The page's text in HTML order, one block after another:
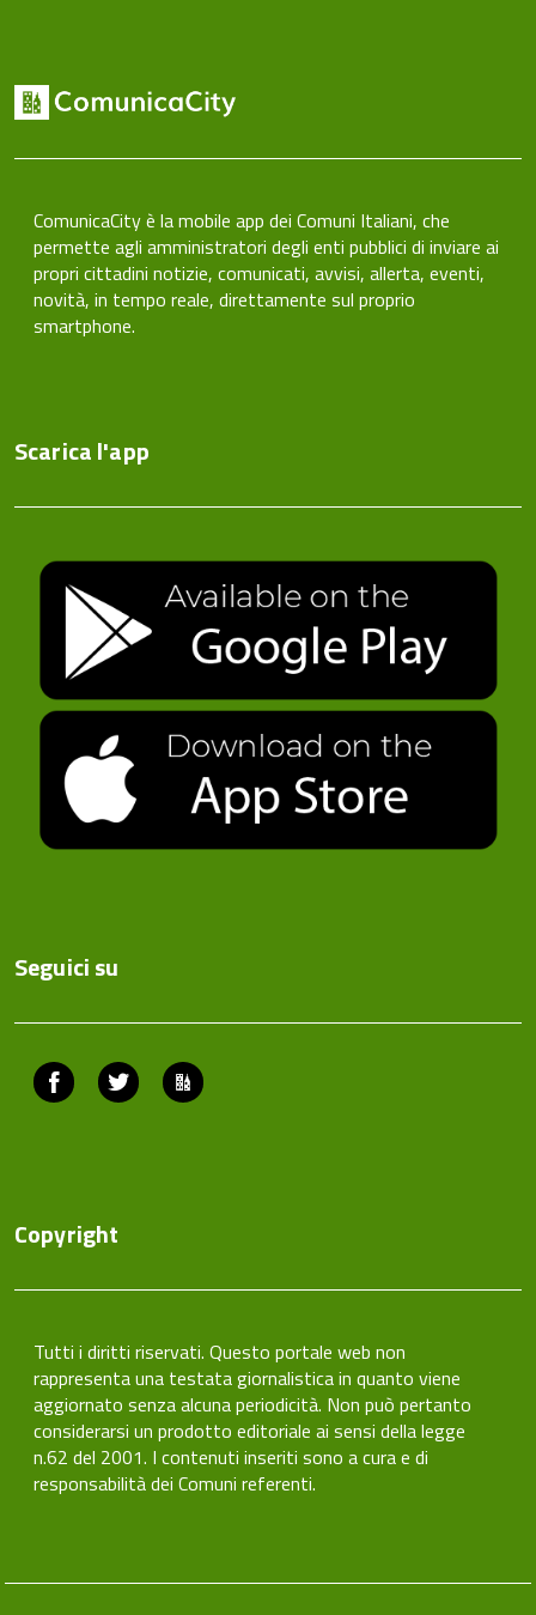
ComunicaCity è la mobile app dei Comuni Italiani, che
permette agli amministratori degli enti pubblici di inviare ai
propri cittadini notizie, comunicati, avvisi, allerta, eventi,
novità, in tempo reale, direttamente sul proprio
smartphone.
Scarica l'app
Seguici su
Facebook Twitter
Copyright
Tutti i diritti riservati. Questo portale web non
rappresenta una testata giornalistica in quanto viene
aggiornato senza alcuna periodicità. Non può pertanto
considerarsi un prodotto editoriale ai sensi della legge
n.62 del 2001. I contenuti inseriti sono a cura e di
responsabilità dei Comuni referenti.